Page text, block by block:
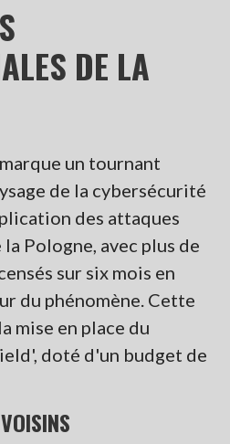
DE LA
un tournant
de la cybersécurité
des attaques
Pologne, avec plus de
sur six mois en
du phénomène. Cette
mise en place du
doté d'un budget de